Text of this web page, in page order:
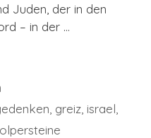
Juden, der in den
– in der …
greiz israel